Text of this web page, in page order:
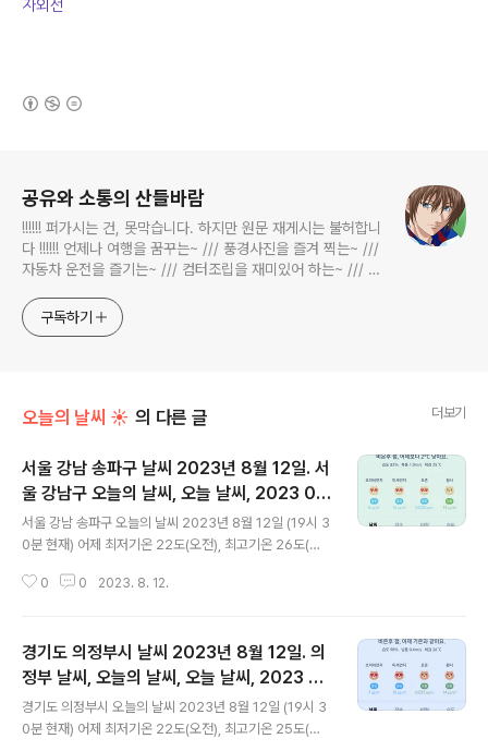
자외선
공유와 소통의 산들바람
!!!!!! 퍼가시는 건, 못막습니다. 하지만 원문 재게시는 불허합니
다 !!!!!! 언제나 여행을 꿈꾸는~ /// 풍경사진을 즐겨 찍는~ ///
자동차 운전을 즐기는~ /// 컴터조립을 재미있어 하는~ /// 고
식하는 미드가 있는~ /// 사회적 이슈에 발언하는~ 不老巨
구독하기
오늘의 날씨 ☀ 의 다른 글 더보기
서울 강남 송파구 날씨 2023년 8월 12일. 서
울 강남구 오늘의 날씨, 오늘 날씨, 2023 08
12, 초미세먼지, 미세먼지, 황사, 자외선
서울 강남 송파구 오늘의 날씨 2023년 8월 12일 (19시 3
0분 현재) 어제 최저기온 22도(오전), 최고기온 26도(오
오후) 어제보다 1도 높은 최저기온, 어제보다 2도 낮은 최
평소와 많이 다릅니다 낮 최고기온 24도 밖에 되지 않습니
다 * 눈비 올 확률은 위 이미지에서 시간별 기상 상태 참조
어제 초미세먼지 보통 = 17 ㎍/m³ 미세먼지는 보통 = 3
4 ㎍/m³ 황사는 보통 = 20 ㎍/m³ 자외선 (오후) = 보통
오늘 초미세먼지 좋음 = 8 ㎍/m³ 미세먼지는 좋음 = 16
0 0 2023. 8. 12.
경기도 의정부시 날씨 2023년 8월 12일. 의
정부 날씨, 오늘의 날씨, 오늘 날씨, 2023 0
812, 초미세먼지, 미세먼지, 황사, 자외선
경기도 의정부시 오늘의 날씨 2023년 8월 12일 (19시 3
0분 현재) 어제 최저기온 22도(오전), 최고기온 25도(오